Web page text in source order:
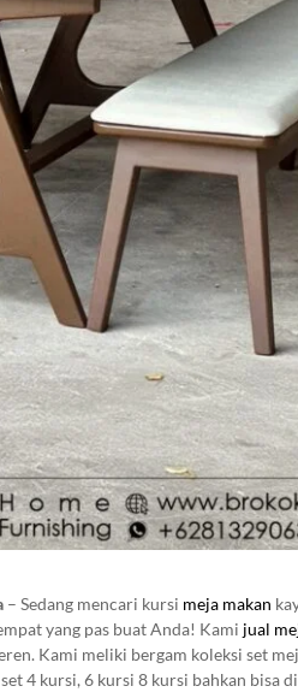
– Sedang mencari kursi meja makan
yang pas buat Anda! Kami jual
Kami meliki bergam koleksi set
4 kursi, 6 kursi 8 kursi bahkan bisa